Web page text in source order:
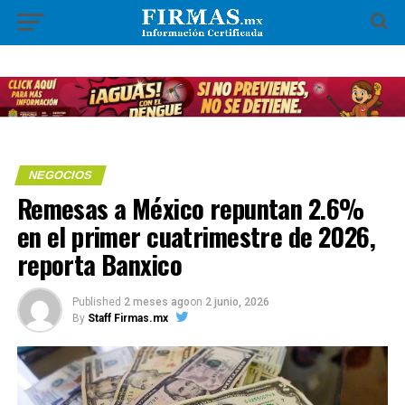
NEGOCIOS
Remesas a México repuntan 2.6%
en el primer cuatrimestre de 2026,
reporta Banxico
Published 2 meses agoon 2 junio, 2026
By Staff Firmas.mx